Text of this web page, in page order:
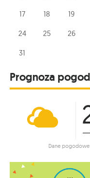
17 18 19
24 25 26
31
Prognoza
Dane